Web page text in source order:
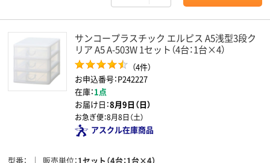
サンコープラスチック エルピス A5浅型3段ク
リア A5 A-503W 1セット（4台：1台×4）
（4件）
お申込番号：P242227
在庫：1点
お届け日：8月9日（日）
お急ぎ便：8月8日（土）
アスクル在庫商品
型番 販売単位 1セット（4台：1台×4）